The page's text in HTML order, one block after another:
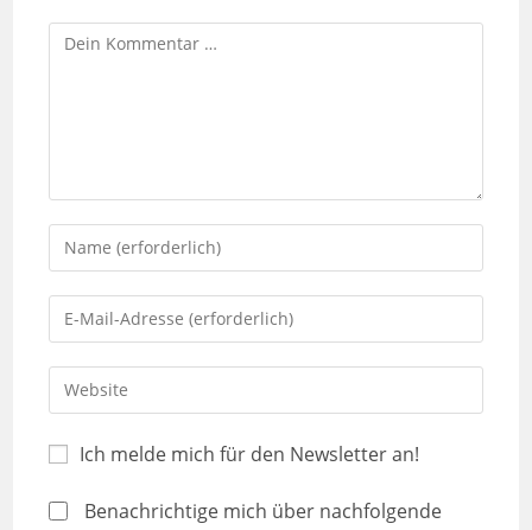
Ich melde mich für den Newsletter an!
Benachrichtige mich über nachfolgende